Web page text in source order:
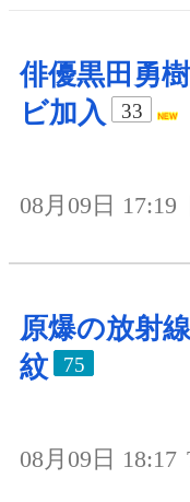
俳優黒田勇
ビ加入
33
08月09日 17:19
原爆の放射
紋
75
08月09日 18:17